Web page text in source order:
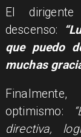
El
descenso:
que puedo
muchas
optimismo:
directiva,